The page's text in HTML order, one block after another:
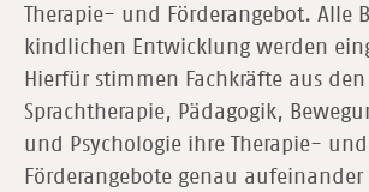
Therapie- und Förderangebot. Alle
kindlichen Entwicklung werden
Hierfür stimmen Fachkräfte aus den
Sprachtherapie, Pädagogik,
und Psychologie ihre Therapie- und
Förderangebote genau aufeinander